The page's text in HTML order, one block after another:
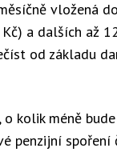
vložená
a dalších až
od základu
kolik méně
penzijní